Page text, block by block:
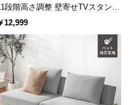
で、日差しの中でも長
段階高さ調整 壁寄せTVスタンド
ャスター付き 上下左右角度調節
12,999